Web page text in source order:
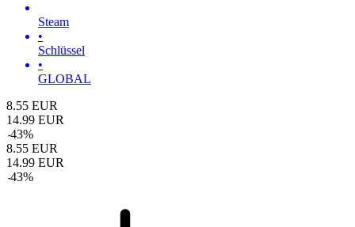
Steam
•
Schlüssel
•
GLOBAL
8.55 EUR
14.99 EUR
-43%
8.55 EUR
14.99 EUR
-43%